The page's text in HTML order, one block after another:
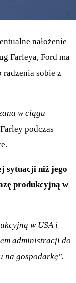
nałożenie
Farleya, Ford ma
sobie z
w ciągu
podczas
sytuacji niż jego
produkcyjną w
w USA i
administracji do
na gospodarkę".